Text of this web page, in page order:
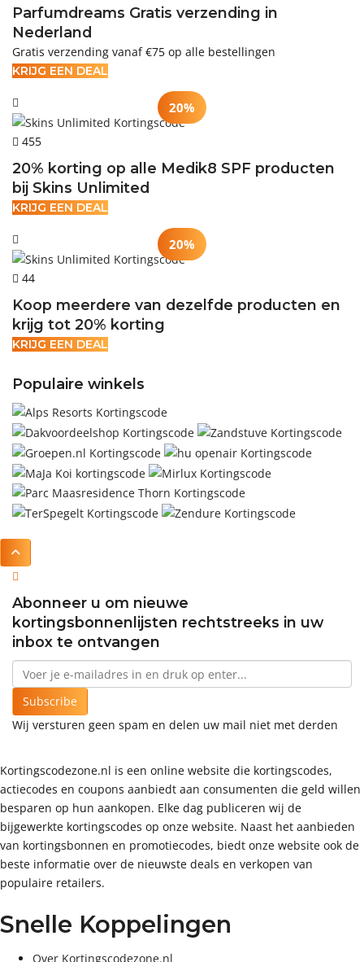
Parfumdreams Gratis verzending in
Nederland
Gratis verzending vanaf €75 op alle bestellingen
KRIJG EEN DEAL
20%
455
20% korting op alle Medik8 SPF producten
bij Skins Unlimited
KRIJG EEN DEAL
20%
44
Koop meerdere van dezelfde producten en
krijg tot 20% korting
KRIJG EEN DEAL
Populaire winkels
Abonneer u om nieuwe
kortingsbonnenlijsten rechtstreeks in uw
inbox te ontvangen
Subscribe
Wij versturen geen spam en delen uw mail niet met derden
Kortingscodezone.nl is een online website die kortingscodes,
actiecodes en coupons aanbiedt aan consumenten die geld willen
besparen op hun aankopen. Elke dag publiceren wij de
bijgewerkte kortingscodes op onze website. Naast het aanbieden
van kortingsbonnen en promotiecodes, biedt onze website ook de
beste informatie over de nieuwste deals en verkopen van
populaire retailers.
Snelle Koppelingen
Over Kortingscodezone.nl